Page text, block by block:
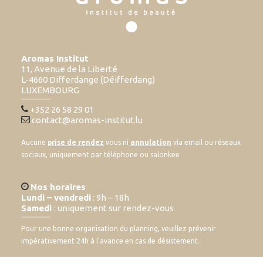
Aromas Institut
11, Avenue de la Liberté
L-4660 Differdange (Déifferdang)
LUXEMBOURG
+352 26 58 29 01
contact@aromas-institut.lu
Aucune prise de rendez vous ni annulation via email ou réseaux
sociaux, uniquement par téléphone ou salonkee
Nos horaires
Lundi – vendredi : 9h – 18h
Samedi : uniquement sur rendez-vous
Pour une bonne organisation du planning, veuillez prévenir
impérativement 24h à l’avance en cas de désistement.